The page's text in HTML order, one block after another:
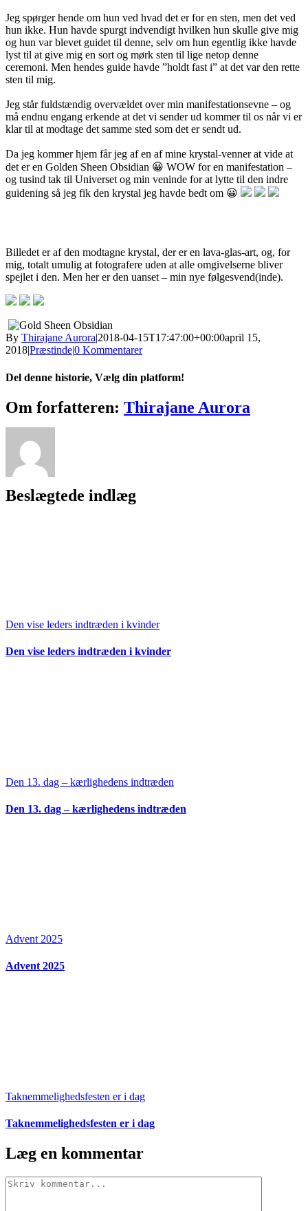
Jeg spørger hende om hun ved hvad det er for en sten, men det ved
hun ikke. Hun havde spurgt indvendigt hvilken hun skulle give mig
og hun var blevet guidet til denne, selv om hun egentlig ikke havde
lyst til at give mig en sort og mørk sten til lige netop denne
ceremoni. Men hendes guide havde ”holdt fast i” at det var den rette
sten til mig.
Jeg står fuldstændig overvældet over min manifestationsevne – og
må endnu engang erkende at det vi sender ud kommer til os når vi er
klar til at modtage det samme sted som det er sendt ud.
Da jeg kommer hjem får jeg af en af mine krystal-venner at vide at
det er en Golden Sheen Obsidian 😀 WOW for en manifestation –
og tusind tak til Universet og min veninde for at lytte til den indre
guidening så jeg fik den krystal jeg havde bedt om 😀
Billedet er af den modtagne krystal, der er en lava-glas-art, og, for
mig, totalt umulig at fotografere uden at alle omgivelserne bliver
spejlet i den. Men her er den uanset – min nye følgesvend(inde).
By Thirajane Aurora|2018-04-15T17:47:00+00:00april 15,
2018|Præstinde|0 Kommentarer
Del denne historie, Vælg din platform!
Facebook
X
Reddit
LinkedIn
WhatsApp
Telegram
Tumblr
Pinterest
Vk
Xing
E-
mail
Om forfatteren: Thirajane Aurora
Beslægtede indlæg
Den vise leders indtræden i kvinder
Den vise leders indtræden i kvinder
Den 13. dag – kærlighedens indtræden
Den 13. dag – kærlighedens indtræden
Advent 2025
Advent 2025
Taknemmelighedsfesten er i dag
Taknemmelighedsfesten er i dag
Læg en kommentar
Comment